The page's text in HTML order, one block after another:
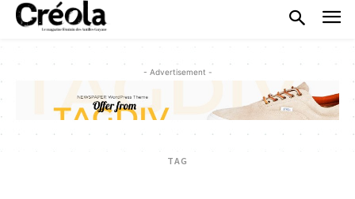
- Advertisement -
TAG